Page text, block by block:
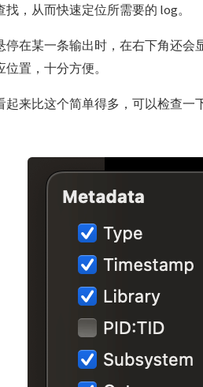
，从而快速定位所需要的 log。
停在某一条输出时，在右下角还
置，十分方便。
起来比这个简单得多，可以检查一